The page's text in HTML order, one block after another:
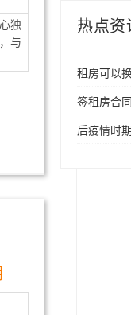
独
与
热点资
租房可以
签租房合
后疫情时